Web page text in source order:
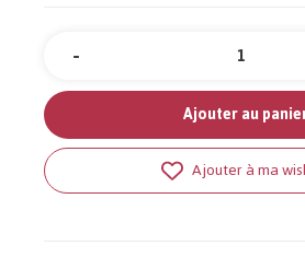
Quantité
-
Ajouter au
Ajouter à ma